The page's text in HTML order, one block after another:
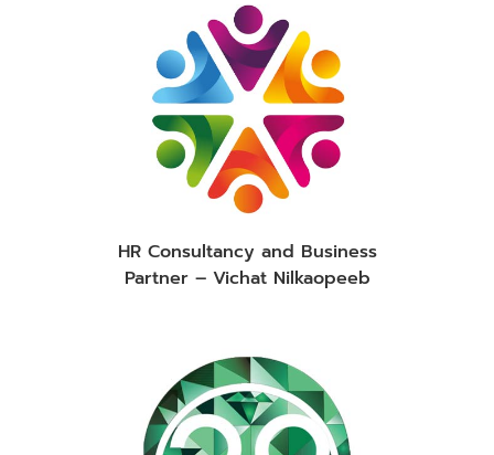
HR Consultancy and Business
Partner – Vichat Nilkaopeeb